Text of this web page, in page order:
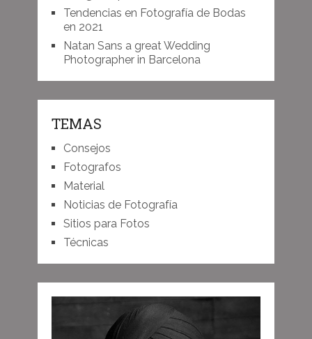
Tendencias en Fotografía de Bodas
en 2021
Natan Sans a great Wedding
Photographer in Barcelona
TEMAS
Consejos
Fotografos
Material
Noticias de Fotografía
Sitios para Fotos
Técnicas